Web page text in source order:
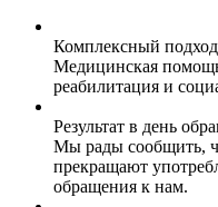
Комплексный подход
Медицинская
реабилитация и
Результат в день
Мы рады сообщить,
прекращают
обращения к нам.